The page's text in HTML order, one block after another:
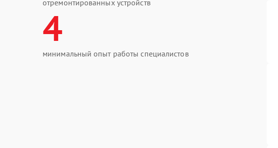
отремонтированных устройств
4
минимальный опыт работы специалистов